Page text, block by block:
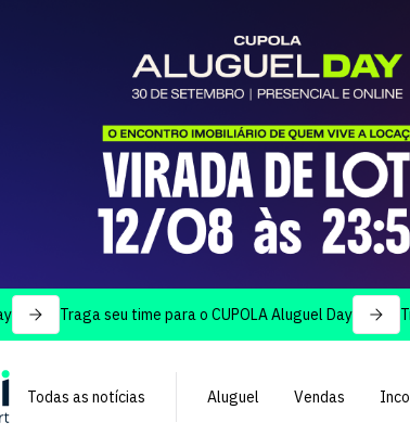
Traga seu time para o CUPOLA Aluguel Day Traga
Todas as notícias Aluguel Vendas